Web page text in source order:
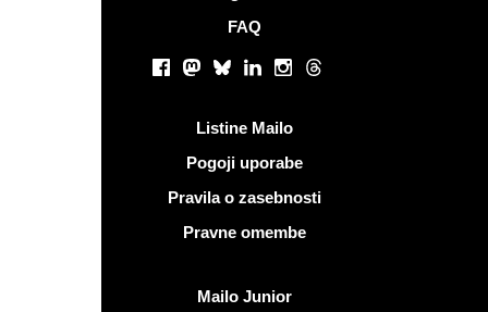
Mastodon
BlueskyLinkedInInstagram
Threads
Pogoji uporabe
Pravila o zasebnosti
Pravne omembe